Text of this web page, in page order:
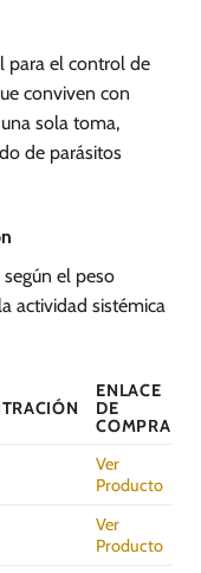
para el control de
conviven con
sola toma,
de parásitos
el peso
actividad sistémica
ENLACE
DE
COMPRA
Ver
Producto
Ver
Producto